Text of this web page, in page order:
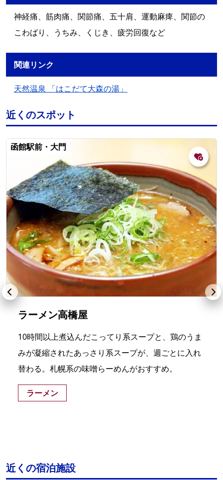
神経痛、筋肉痛、関節痛、五十肩、運動麻痺、関節の
こわばり、うちみ、くじき、疲労回復など
関連リンク
天然温泉 「はこだて大森の湯」
近くのスポット
函館駅前・大門
ラーメン高橋屋
10時間以上煮込んだこってり系スープと、鶏のうま
みが凝縮されたあっさり系スープが、週ごとに入れ
替わる。札幌系の味噌らーめんがおすすめ。
ラーメン
近くの宿泊施設